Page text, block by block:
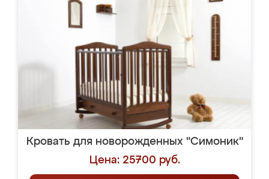
Кровать для новорожденных "Симоник"
Цена: 25700 руб.